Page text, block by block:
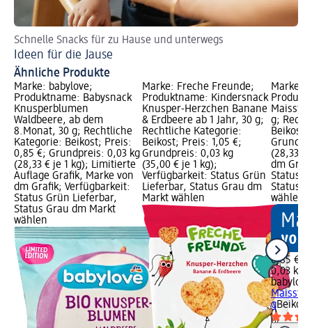
Schnelle Snacks für zu Hause und unterwegs
Ideen für die Jause
Ähnliche Produkte
Marke: babylove;
Produktname: Babysnack
Knusperblumen
Waldbeere, ab dem
8.Monat, 30 g; Rechtliche
Kategorie: Beikost; Preis:
0,85 €; Grundpreis: 0,03 kg
(28,33 € je 1 kg); Limitierte
Auflage Grafik, Marke von
dm Grafik; Verfügbarkeit:
Status Grün Lieferbar,
Status Grau dm Markt
wählen
Marke: Freche Freunde;
Produktname: Kindersnack
Knusper-Herzchen Banane
& Erdbeere ab 1 Jahr, 30 g;
Rechtliche Kategorie:
Beikost; Preis: 1,05 €;
Grundpreis: 0,03 kg
(35,00 € je 1 kg);
Verfügbarkeit: Status Grün
Lieferbar, Status Grau dm
Markt wählen
Marke:
g;
Beikost;
(28,33 €
dm
Status
Status
wählen
0,85 €
0,03 kg
babylove
gBeikost